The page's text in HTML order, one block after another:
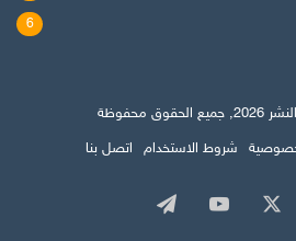
6
محفوظة
شروط الاستخدام اتصل بنا
‫YouTube